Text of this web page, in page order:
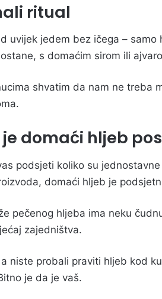
ritual
uvijek jedem bez ičega –
s domaćim sirom ili
shvatim da nam ne treba
je domaći hljeb
podsjeti koliko su
domaći hljeb je
pečenog hljeba ima neku
zajedništva.
niste probali praviti hljeb kod
je da je vaš.